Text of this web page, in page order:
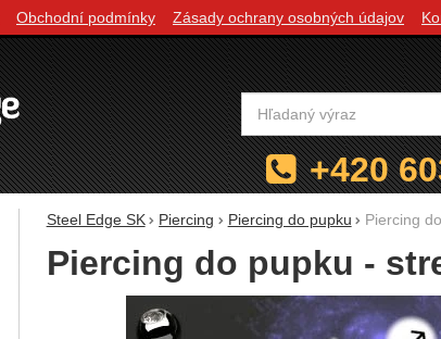
Steel Edge SK Piercing Piercing do pupku Piercing
Piercing do pupku -
Fotografie
Obchodní podmínky Zásady ochrany osobných údajov
Vyhľadávanie
+420